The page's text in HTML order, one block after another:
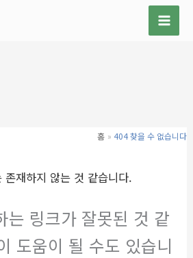
홈 404 찾을 수 없습니다
존재하지 않는 것 같습니다.
는 링크가 잘못된 것 같
도움이 될 수도 있습니